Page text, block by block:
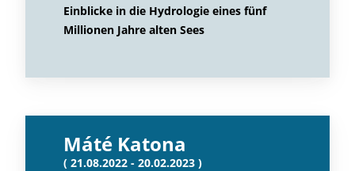
Einblicke in die Hydrologie eines fünf
Millionen Jahre alten Sees
Máté Katona
( 21.08.2022 - 20.02.2023 )